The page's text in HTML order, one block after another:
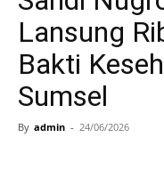
Lansung
Bakti
Sumsel
By admin - 24/06/2026